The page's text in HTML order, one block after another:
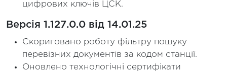
цифрових ключів ЦСК.
Версія 1.127.0.0 від 14.01.25
Скориговано роботу фільтру пошуку
перевізних документів за кодом станції.
Оновлено технологічні сертифікати